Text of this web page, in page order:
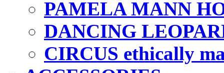
PAMELA MANN
DANCING
CIRCUS ethically